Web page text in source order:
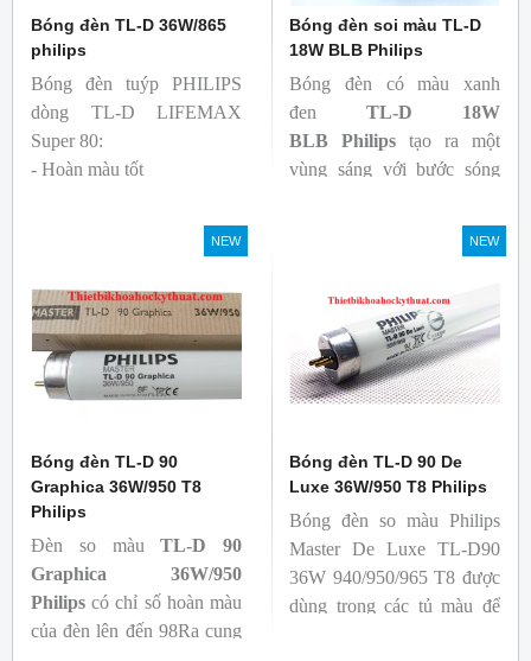
Bóng đèn TL-D 36W/865
philips
Bóng đèn tuýp PHILIPS
dòng TL-D LIFEMAX
Super 80:
- Hoàn màu tốt
cả ban đầu và trong suốt
tuổi thọ của bóng đèn, với
thông cao
- Tạo ra từ màu trắng ấm
đến ánh sáng ban ngày mát
mẻ
Bóng đèn soi màu TL-D
18W BLB Philips
Bóng đèn có màu xanh
đen TL-D 18W
BLB
Philips tạo ra một
vùng sáng với bước sóng
sắc trực quan. Giúp người
dùng có thể phát hiện và
và keo trong sản phẩm.
NEW
Bóng đèn TL-D 90
Graphica 36W/950 T8
Philips
Đèn so màu TL-D 90
Graphica 36W/950
Philips có chỉ số hoàn màu
của đèn lên đến 98Ra cung
NEW
Bóng đèn TL-D 90 De
Luxe 36W/950 T8 Philips
Bóng đèn so màu Philips
Master De Luxe TL-D90
36W 940/950/965 T8 được
dùng trong các tủ màu để